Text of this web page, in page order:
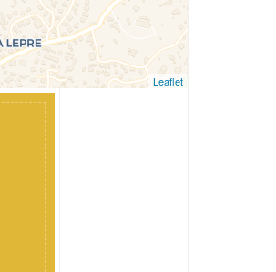
Leaflet